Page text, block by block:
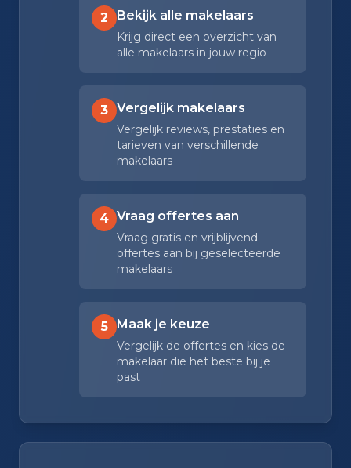
2 Bekijk alle makelaars
Krijg direct een overzicht van
alle makelaars in jouw regio
3 Vergelijk makelaars
Vergelijk reviews, prestaties en
tarieven van verschillende
makelaars
4 Vraag offertes aan
Vraag gratis en vrijblijvend
offertes aan bij geselecteerde
makelaars
5 Maak je keuze
Vergelijk de offertes en kies de
makelaar die het beste bij je
past